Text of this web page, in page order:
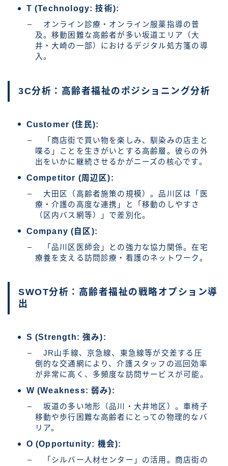
T (Technology: 技術):
オンライン診療・オンライン服薬指導の普
及。移動困難な高齢者が多い坂道エリア（大
井・大崎の一部）におけるデジタル処方箋の導
入。
3C分析：高齢者福祉のポジショニング分析
Customer (住民):
「商店街で買い物を楽しみ、馴染みの店主と
喋る」ことを生きがいとする高齢層。彼らの外
出をいかに継続させるかがニーズの核心です。
Competitor (周辺区):
大田区（高齢者施策の規模）。品川区は「医
療・介護の高度な連携」と「移動のしやすさ
（区内バス網等）」で差別化。
Company (自区):
「品川区医師会」との強力な協力関係。在宅
療養を支える訪問診療・看護のネットワーク。
SWOT分析：高齢者福祉の戦略オプション導
出
S (Strength: 強み):
JR山手線、京急線、東急線等が交差する圧
倒的な交通網により、介護スタッフの巡回効率
が非常に高く、多頻度な訪問サービスが可能。
W (Weakness: 弱み):
坂道の多い地形（品川・大井地区）。車椅子
移動や歩行困難な高齢者にとっての物理的なバ
リア。
O (Opportunity: 機会):
「シルバー人材センター」の活用。商店街の